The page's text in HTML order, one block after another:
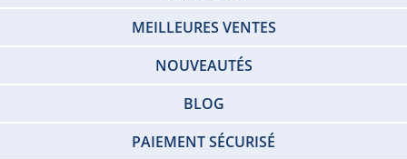
MEILLEURES VENTES
NOUVEAUTÉS
BLOG
PAIEMENT SÉCURISÉ